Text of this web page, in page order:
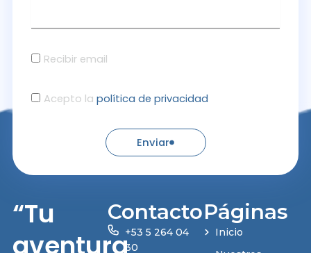
Recibir email
Acepto la política de privacidad
Enviar
“Tu
Contacto
+53 5 264 04
30
Páginas
Inicio